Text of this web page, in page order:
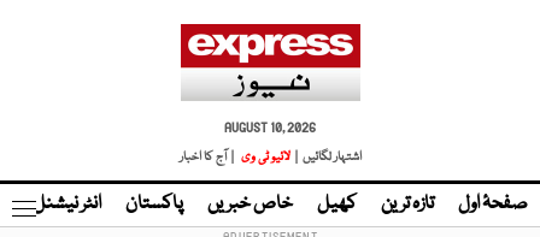
AUGUST 10, 2026
اشتہار لگائیں |
لائیو ٹی وی | آج کا اخبار
صفحۂ اول تازہ ترین کھیل خاص خبریں پاکستان انٹر نیشنل